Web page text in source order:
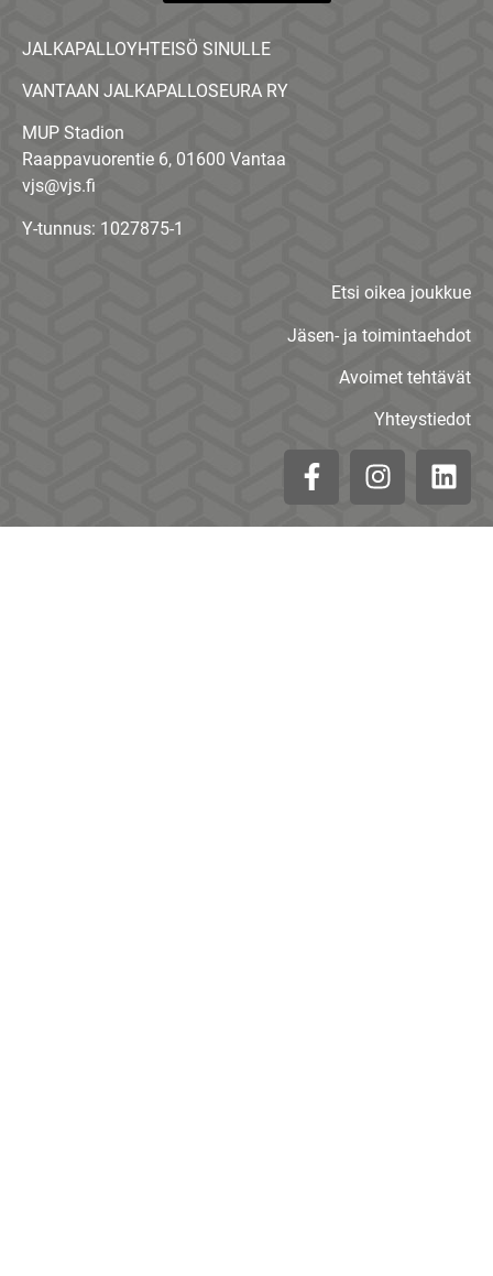
JALKAPALLOYHTEISÖ SINULLE
VANTAAN JALKAPALLOSEURA RY
MUP Stadion
Raappavuorentie 6, 01600 Vantaa
vjs@vjs.fi
Y-tunnus: 1027875-1
Etsi oikea joukkue
Jäsen- ja toimintaehdot
Avoimet tehtävät
Yhteystiedot